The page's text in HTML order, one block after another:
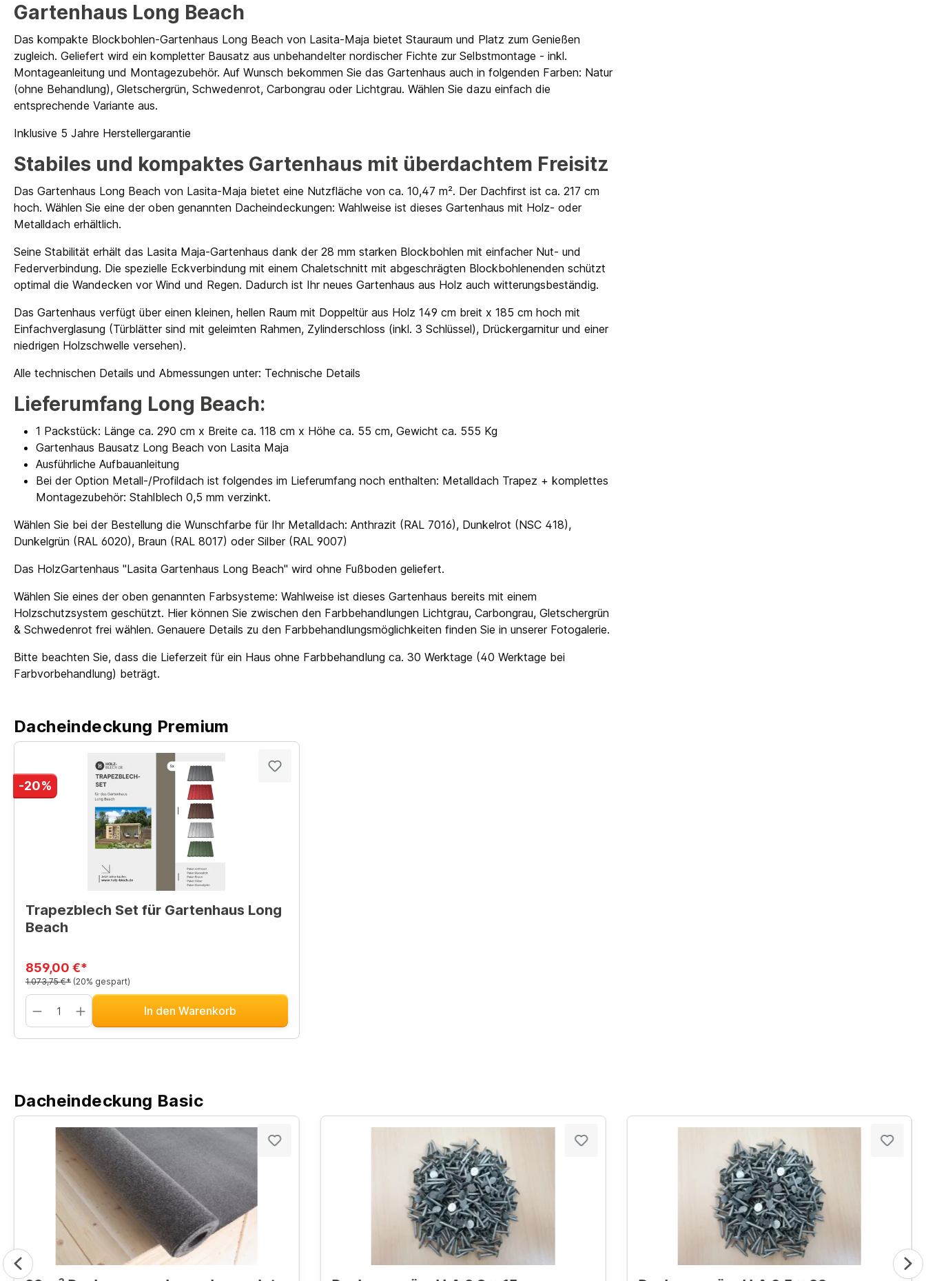
Gartenhaus Long Beach
Das kompakte Blockbohlen-Gartenhaus Long Beach von Lasita-Maja bietet Stauraum und Platz zum Genießen
zugleich. Geliefert wird ein kompletter Bausatz aus unbehandelter nordischer Fichte zur Selbstmontage - inkl.
Montageanleitung und Montagezubehör. Auf Wunsch bekommen Sie das Gartenhaus auch in folgenden Farben: Natur
(ohne Behandlung), Gletschergrün, Schwedenrot, Carbongrau oder Lichtgrau. Wählen Sie dazu einfach die
entsprechende Variante aus.
Inklusive 5 Jahre Herstellergarantie
Stabiles und kompaktes Gartenhaus mit überdachtem Freisitz
Das Gartenhaus Long Beach von Lasita-Maja bietet eine Nutzfläche von ca. 10,47 m². Der Dachfirst ist ca. 217 cm
hoch. Wählen Sie eine der oben genannten Dacheindeckungen: Wahlweise ist dieses Gartenhaus mit Holz- oder
Metalldach erhältlich.
Seine Stabilität erhält das Lasita Maja-Gartenhaus dank der 28 mm starken Blockbohlen mit einfacher Nut- und
Federverbindung. Die spezielle Eckverbindung mit einem Chaletschnitt mit abgeschrägten Blockbohlenenden schützt
optimal die Wandecken vor Wind und Regen. Dadurch ist Ihr neues Gartenhaus aus Holz auch witterungsbeständig.
Das Gartenhaus verfügt über einen kleinen, hellen Raum mit Doppeltür aus Holz 149 cm breit x 185 cm hoch mit
Einfachverglasung (Türblätter sind mit geleimten Rahmen, Zylinderschloss (inkl. 3 Schlüssel), Drückergarnitur und einer
niedrigen Holzschwelle versehen).
Alle technischen Details und Abmessungen unter: Technische Details
Lieferumfang Long Beach:
1 Packstück: Länge ca. 290 cm x Breite ca. 118 cm x Höhe ca. 55 cm, Gewicht ca. 555 Kg
Gartenhaus Bausatz Long Beach von Lasita Maja
Ausführliche Aufbauanleitung
Bei der Option Metall-/Profildach ist folgendes im Lieferumfang noch enthalten: Metalldach Trapez + komplettes
Montagezubehör: Stahlblech 0,5 mm verzinkt.
Wählen Sie bei der Bestellung die Wunschfarbe für Ihr Metalldach: Anthrazit (RAL 7016), Dunkelrot (NSC 418),
Dunkelgrün (RAL 6020), Braun (RAL 8017) oder Silber (RAL 9007)
Das HolzGartenhaus "Lasita Gartenhaus Long Beach" wird ohne Fußboden geliefert.
Wählen Sie eines der oben genannten Farbsysteme: Wahlweise ist dieses Gartenhaus bereits mit einem
Holzschutzsystem geschützt. Hier können Sie zwischen den Farbbehandlungen Lichtgrau, Carbongrau, Gletschergrün
& Schwedenrot frei wählen. Genauere Details zu den Farbbehandlungsmöglichkeiten finden Sie in unserer Fotogalerie.
Bitte beachten Sie, dass die Lieferzeit für ein Haus ohne Farbbehandlung ca. 30 Werktage (40 Werktage bei
Farbvorbehandlung) beträgt.
Dacheindeckung Premium
-20%
Trapezblech Set für Gartenhaus Long
Beach
859,00 €*
1.073,75 €* (20% gespart)
In den Warenkorb
Dacheindeckung Basic